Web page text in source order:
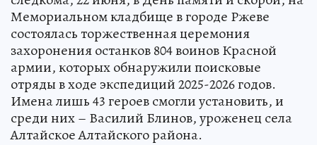
Мемориальном кладбище в городе Ржеве
состоялась торжественная церемония
захоронения останков 804 воинов Красной
армии, которых обнаружили поисковые
отряды в ходе экспедиций 2025-2026 годов.
Имена лишь 43 героев смогли установить, и
среди них – Василий Блинов, уроженец села
Алтайское Алтайского района.